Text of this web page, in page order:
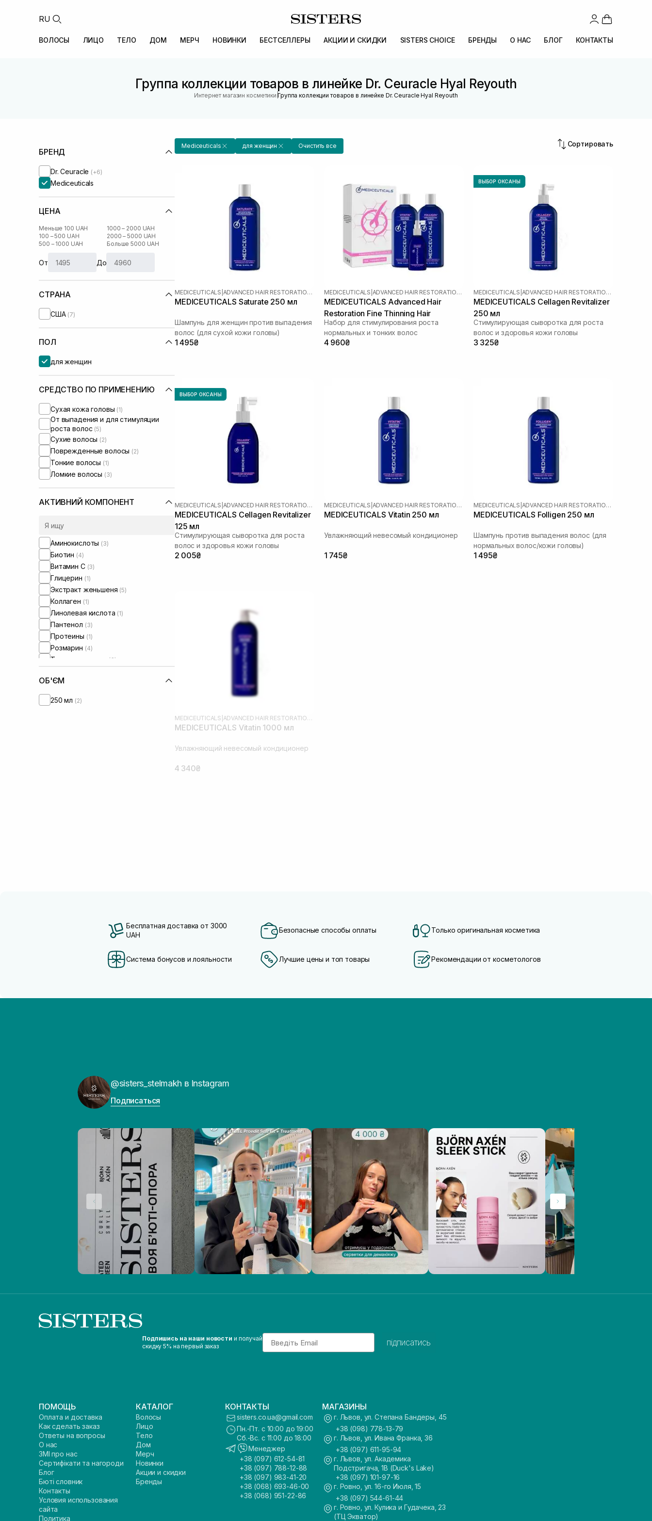
RU
ВОЛОСЫ ЛИЦО ТЕЛО ДОМ МЕРЧ НОВИНКИ БЕСТСЕЛЛЕРЫ АКЦИИ И СКИДКИ SISTERS CHOICE БРЕНДЫ О НАС БЛОГ КОНТАКТЫ
Группа коллекции товаров в линейке Dr. Ceuracle Hyal Reyouth
Интернет магазин косметики |Группа коллекции товаров в линейке Dr. Ceuracle Hyal Reyouth
БРЕНД
Dr. Ceuracle (+6)
Mediceuticals
ЦЕНА
Меньше 100 UAH
100 – 500 UAH
500 – 1000 UAH
1000 – 2000 UAH
2000 – 5000 UAH
Больше 5000 UAH
От До
СТРАНА
США (7)
ПОЛ
для женщин
СРЕДСТВО ПО ПРИМЕНЕНИЮ
Сухая кожа головы (1)
От выпадения и для стимуляции
роста волос (5)
Сухие волосы (2)
Поврежденные волосы (2)
Тонкие волосы (1)
Ломкие волосы (3)
АКТИВНИЙ КОМПОНЕНТ
Аминокислоты (3)
Биотин (4)
Витамин C (3)
Глицерин (1)
Экстракт женьшеня (5)
Коллаген (1)
Линолевая кислота (1)
Пантенол (3)
Протеины (1)
Розмарин (4)
Трипептид меди (3)
ОБ'ЄМ
250 мл (2)
Mediceuticals для женщин Очистить все Сортировать
MEDICEUTICALS ADVANCED HAIR RESTORATION TECHNOLOGY WOMEN
MEDICEUTICALS Saturate 250 мл
Шампунь для женщин против выпадения
волос (для сухой кожи головы)
1 495₴
MEDICEUTICALS ADVANCED HAIR RESTORATION TECHNOLOGY WOMEN
MEDICEUTICALS Advanced Hair
Restoration Fine Thinning Hair
Набор для стимулирования роста
нормальных и тонких волос
4 960₴
ВЫБОР ОКСАНЫ
MEDICEUTICALS ADVANCED HAIR RESTORATION TECHNOLOGY WOMEN
MEDICEUTICALS Cellagen Revitalizer
250 мл
Стимулирующая сыворотка для роста
волос и здоровья кожи головы
3 325₴
ВЫБОР ОКСАНЫ
MEDICEUTICALS ADVANCED HAIR RESTORATION TECHNOLOGY WOMEN
MEDICEUTICALS Cellagen Revitalizer
125 мл
Стимулирующая сыворотка для роста
волос и здоровья кожи головы
2 005₴
MEDICEUTICALS ADVANCED HAIR RESTORATION TECHNOLOGY WOMEN
MEDICEUTICALS Vitatin 250 мл
Увлажняющий невесомый кондиционер
1 745₴
MEDICEUTICALS ADVANCED HAIR RESTORATION TECHNOLOGY WOMEN
MEDICEUTICALS Folligen 250 мл
Шампунь против выпадения волос (для
нормальных волос/кожи головы)
1 495₴
MEDICEUTICALS ADVANCED HAIR RESTORATION TECHNOLOGY WOMEN
MEDICEUTICALS Vitatin 1000 мл
Увлажняющий невесомый кондиционер
4 340₴
Бесплатная доставка от 3000
UAH
Безопасные способы оплаты Только оригинальная косметика
Система бонусов и лояльности Лучшие цены и топ товары Рекомендации от косметологов
@sisters_stelmakh в Instagram
Подписаться
Подпишись на наши новости и получай
скидку 5% на первый заказ
Email
підписатись
ПОМОЩЬ
Оплата и доставка
Как сделать заказ
Ответы на вопросы
О нас
ЗМІ про нас
Сертифікати та нагороди
Блог
Бюті словник
Контакты
Условия использования
сайта
Политика
КАТАЛОГ
Волосы
Лицо
Тело
Дом
Мерч
Новинки
Акции и скидки
Бренды
КОНТАКТЫ
sisters.co.ua@gmail.com
Пн.-Пт. с 10:00 до 19:00
Сб.-Вс. с 11:00 до 18:00
Менеджер
+38 (097) 612-54-81
+38 (097) 788-12-88
+38 (097) 983-41-20
+38 (068) 693-46-00
+38 (068) 951-22-86
МАГАЗИНЫ
г. Львов, ул. Степана Бандеры, 45
+38 (098) 778-13-79
г. Львов, ул. Ивана Франка, 36
+38 (097) 611-95-94
г. Львов, ул. Академика
Подстригача, 1В (Duck's Lake)
+38 (097) 101-97-16
г. Ровно, ул. 16-го Июля, 15
+38 (097) 544-61-44
г. Ровно, ул. Кулика и Гудачека, 23
(ТЦ Экватор)